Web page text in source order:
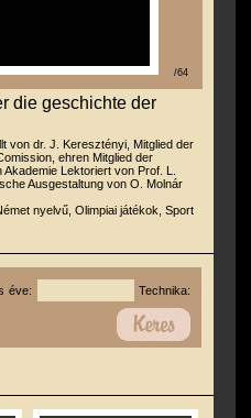
/64
die geschichte der
von dr. J. Keresztényi, Mitglied der
ehren Mitglied der
Lektoriert von Prof. L.
Ausgestaltung von O. Molnár
nyelvű, Olimpiai játékok, Sport
éve: Technika: